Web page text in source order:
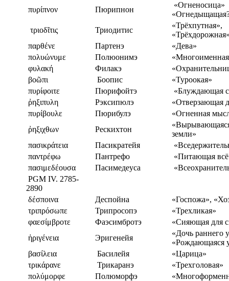
πυρίπνον
Пюрипнон
«Огненосица»
τριοδῖτις
Триодитис
«Трёхпутная»,
παρθένε
Партенэ
«Дева»
πολυώνυμε
Полюонимэ
φυλακή
Филакэ
βοῶπι
Боопис
«Туроокая»
πυρίφοιτε
Пюрифойтэ
«Блуждающая
ῤηξιπυλη
Рэксипюлэ
«Отверзающая
πυρίβουλε
Пюрибулэ
«Огненная
ῤηξιχθων
Рескихтон
земли»
πασικράτεια
Пасикратейя
παντρέφω
Пантрефо
«Питающая
πασιμεδέουσα
Пасимедеуса
PGM IV. 2785-
2890
δέσποινα
Деспойна
«Госпожа»,
τριπρόσωπε
Трипросопэ
«Трехликая»
φαεσίμβροτε
Фаэсимбротэ
«Сияющая для
ἠριγένεια
Эригенейя
«Дочь раннего
«Рождающаяся
βασίλεια
Басилейя
«Царица»
τρικάρανε
Трикаранэ
«Трехголовая»
πολύμορφε
Полюморфэ